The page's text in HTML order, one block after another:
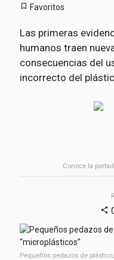
bookmark_border Favoritos
Las primeras
humanos traen
consecuencias del
incorrecto del
Conoce la
share
Pequeños pedazos de